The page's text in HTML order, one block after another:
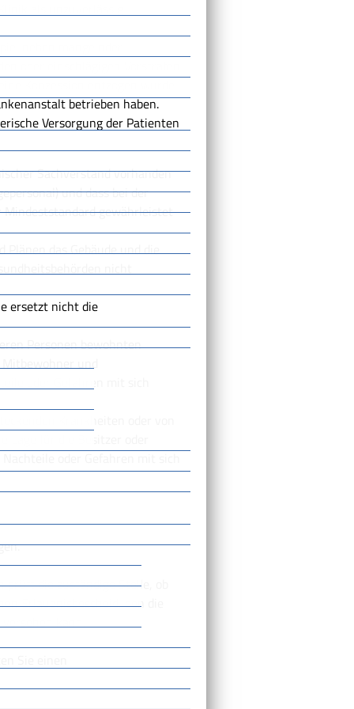
als unzuverlässig
oder einschlägigen Vorstrafen
Konzession entzogen wurde
betrieben haben.
Versorgung der Patienten
Sachverstand vorhanden
und dass bei der
gewährleistet
das Gebäude und die
nicht
ersetzt nicht die
Personen bewohnten
und
oder Gefahren mit sich
Krankheiten oder von
für die Besitzer oder
oder Gefahren mit sich
die zuständige Stelle, ob
Erlaubnisbescheid, den die
kann.
Sie einen